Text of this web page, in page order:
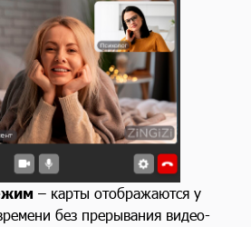
– карты отображаются у
без прерывания видео-